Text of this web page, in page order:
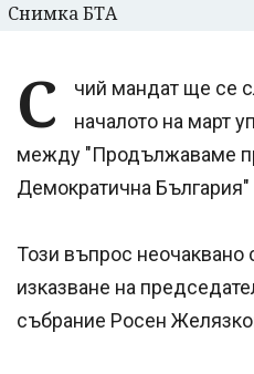
Снимка БТА
С
чий мандат ще се
началото на март
между "Продължаваме
Демократична България"
Този въпрос неочаквано
изказване на
събрание Росен